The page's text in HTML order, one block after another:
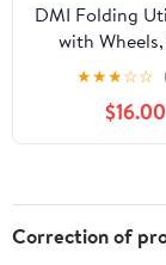
DMI Folding
with
Capacity,
Rolling
Laundry
Carrying
★★★☆☆
$16.00
Correction of